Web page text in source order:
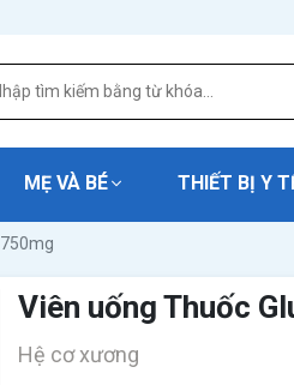
MẸ VÀ BÉ THIẾT BỊ Y
Viên uống Thuốc
Hệ cơ xương